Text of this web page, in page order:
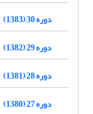
دوره 30 (1383)
دوره 29 (1382)
دوره 28 (1381)
دوره 27 (1380)